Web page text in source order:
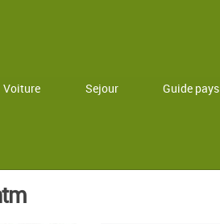
Voiture Sejour Guide pays